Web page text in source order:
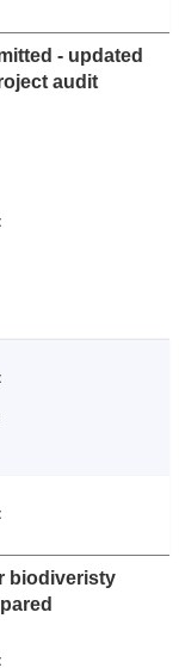
- updated
audit
biodiveristy